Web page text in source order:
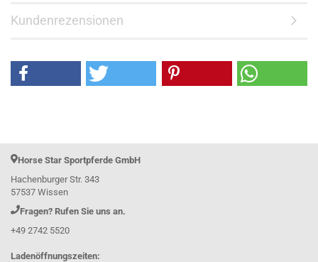
Kundenrezensionen
Horse Star Sportpferde GmbH
Hachenburger Str. 343
57537 Wissen
Fragen? Rufen Sie uns an.
+49 2742 5520
Ladenöffnungszeiten: